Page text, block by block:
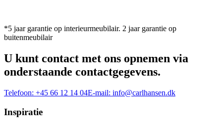
*5 jaar garantie op interieurmeubilair. 2 jaar garantie op
buitenmeubilair
U kunt contact met ons opnemen via
onderstaande contactgegevens.
Telefoon: +45 66 12 14 04E-mail: info@carlhansen.dk
Inspiratie